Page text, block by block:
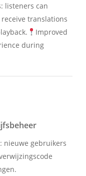
listeners can
translations
Improved
during
nieuwe gebruikers